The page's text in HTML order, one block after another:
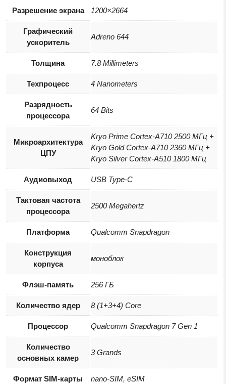
Разрешение экрана 1200×2664
Графический
ускоритель
Adreno 644
Толщина 7.8 Millimeters
Техпроцесс 4 Nanometers
Разрядность
процессора
64 Bits
Микроархитектура
ЦПУ
Kryo Prime Cortex-A710 2500 МГц +
Kryo Gold Cortex-A710 2360 МГц +
Kryo Silver Cortex-A510 1800 МГц
Аудиовыход USB Type-C
Тактовая частота
процессора
2500 Megahertz
Платформа Qualcomm Snapdragon
Конструкция
корпуса
моноблок
Флэш-память 256 ГБ
Количество ядер 8 (1+3+4) Core
Процессор Qualcomm Snapdragon 7 Gen 1
Количество
основных камер
3 Grands
Формат SIM-карты nano-SIM, eSIM